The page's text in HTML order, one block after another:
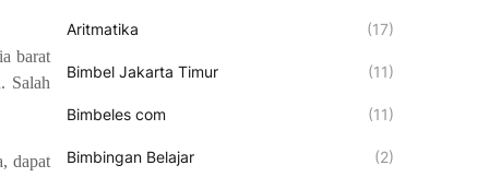
barat
Salah
dapat
Aritmatika (17)
Bimbel Jakarta Timur (11)
Bimbeles com (11)
Bimbingan Belajar (2)